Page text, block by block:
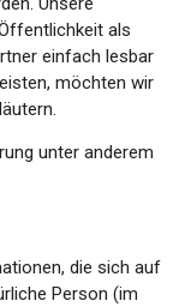
als
einfach lesbar
möchten wir
unter anderem
die sich auf
Person (im